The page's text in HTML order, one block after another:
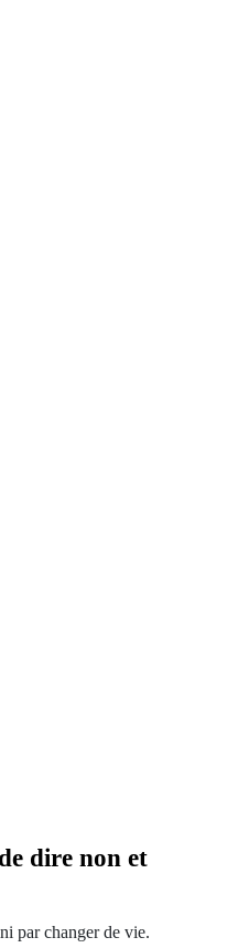
dire non et
par changer de vie.